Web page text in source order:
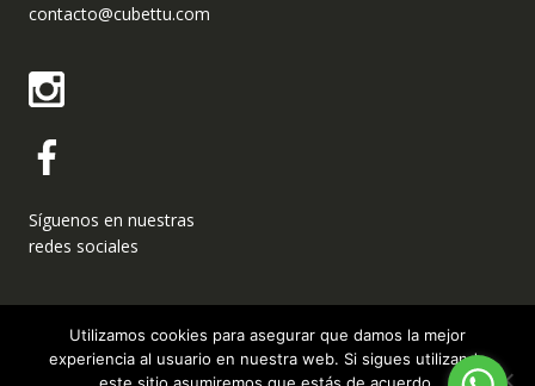
contacto@cubettu.com
Síguenos en nuestras
redes sociales
Utilizamos cookies para asegurar que damos la mejor
experiencia al usuario en nuestra web. Si sigues utilizando